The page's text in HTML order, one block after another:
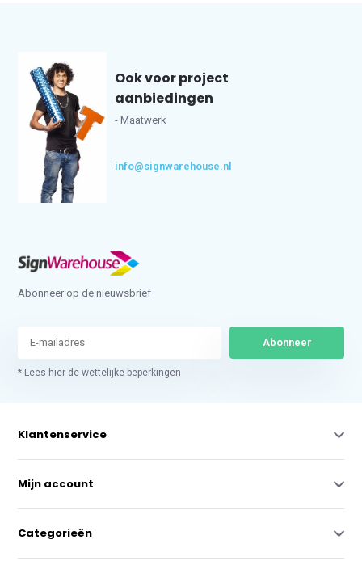
Ook voor project
aanbiedingen
- Maatwerk
info@signwarehouse.nl
Abonneer op de nieuwsbrief
Abonneer
* Lees hier de wettelijke beperkingen
Klantenservice
Mijn account
Categorieën